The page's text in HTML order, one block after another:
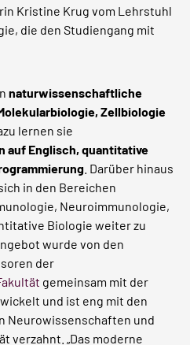
Kristine Krug vom Lehrstuhl
die den Studiengang mit
naturwissenschaftliche
Zellbiologie
lernen sie
auf Englisch, quantitative
. Darüber hinaus
in den Bereichen
Neuroimmunologie,
Biologie weiter zu
wurde von den
der
gemeinsam mit der
und ist eng mit den
Neurowissenschaften und
verzahnt. „Das moderne